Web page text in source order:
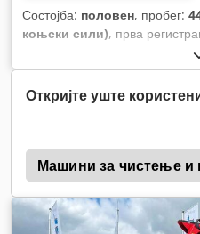
Состојба: половен, пробег:
коњски сили), прва
конфигурација на оските:2
12/2026, тип на пренос:
простор:
2.420 мм , должина
ABS, грејач за паркирање,
стабилност (ESP), клима
Откријте уште
Машини за чистење и